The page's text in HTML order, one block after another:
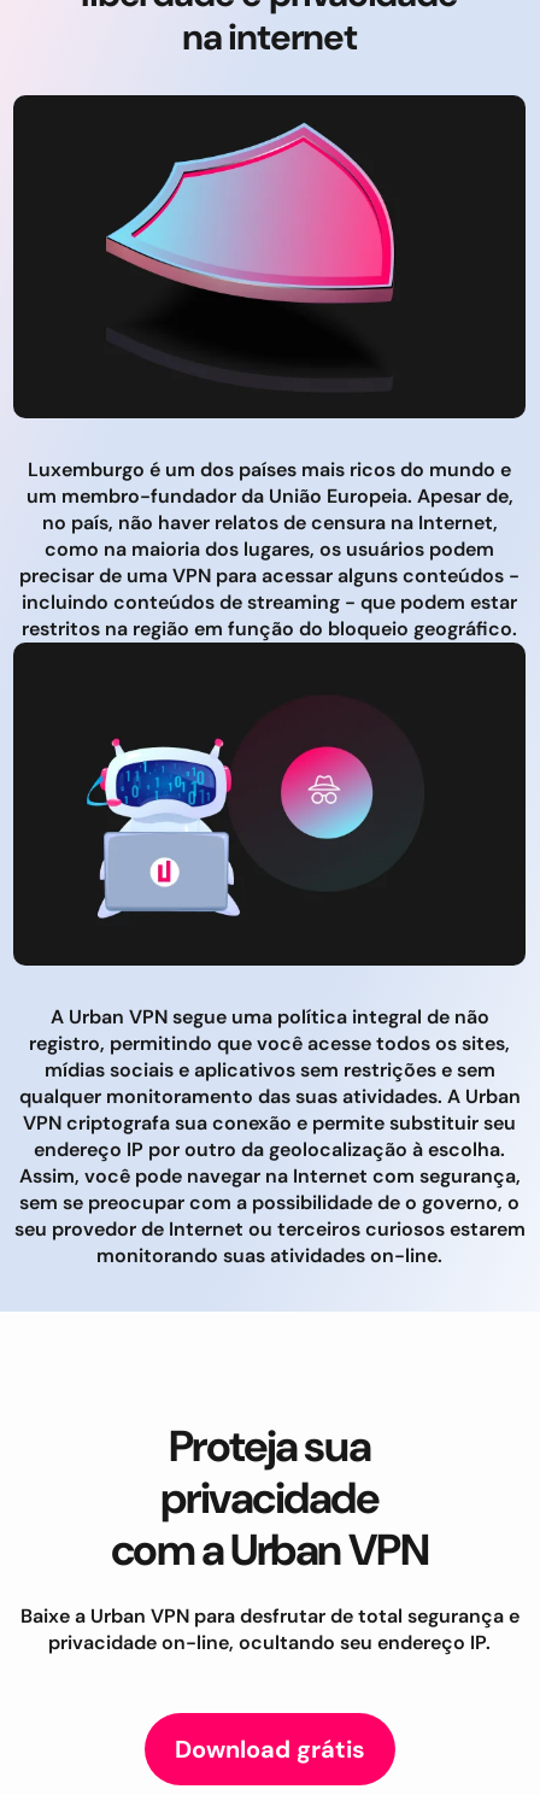
na internet
Luxemburgo é um dos países mais ricos do mundo e
um membro-fundador da União Europeia. Apesar de,
no país, não haver relatos de censura na Internet,
como na maioria dos lugares, os usuários podem
precisar de uma VPN para acessar alguns conteúdos -
incluindo conteúdos de streaming - que podem estar
restritos na região em função do bloqueio geográfico.
A Urban VPN segue uma política integral de não
registro, permitindo que você acesse todos os sites,
mídias sociais e aplicativos sem restrições e sem
qualquer monitoramento das suas atividades. A Urban
VPN criptografa sua conexão e permite substituir seu
endereço IP por outro da geolocalização à escolha.
Assim, você pode navegar na Internet com segurança,
sem se preocupar com a possibilidade de o governo, o
seu provedor de Internet ou terceiros curiosos estarem
monitorando suas atividades on-line.
Proteja sua
privacidade
com a Urban VPN
Baixe a Urban VPN para desfrutar de total segurança e
privacidade on-line, ocultando seu endereço IP.
Download grátis